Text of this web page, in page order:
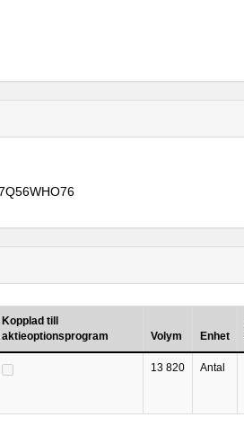
Kopplad till
aktieoptionsprogram
Volym Enhet
13 820 Antal